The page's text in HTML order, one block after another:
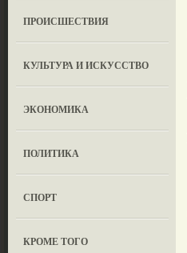
ПРОИСШЕСТВИЯ
КУЛЬТУРА И ИСКУССТВО
ЭКОНОМИКА
ПОЛИТИКА
СПОРТ
КРОМЕ ТОГО